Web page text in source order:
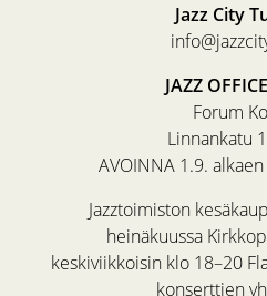
Jazz City
JAZZ
Forum
Linnankatu
AVOINNA 1.9.
Jazztoimiston
heinäkuussa
keskiviikkoisin klo 18–20
konserttien